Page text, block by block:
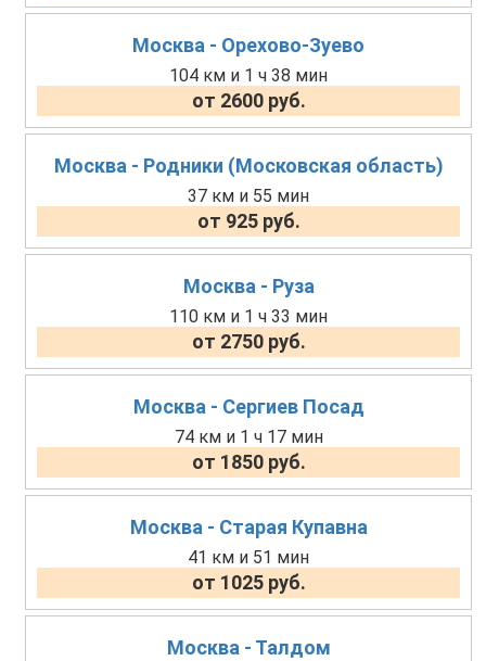
Москва - Орехово-Зуево
104 км и 1 ч 38 мин
от 2600 руб.
Москва - Родники (Московская область)
37 км и 55 мин
от 925 руб.
Москва - Руза
110 км и 1 ч 33 мин
от 2750 руб.
Москва - Сергиев Посад
74 км и 1 ч 17 мин
от 1850 руб.
Москва - Старая Купавна
41 км и 51 мин
от 1025 руб.
Москва - Талдом